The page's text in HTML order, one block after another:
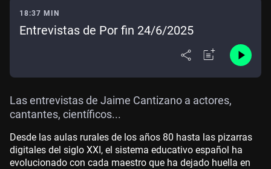
18:37 MIN
Entrevistas de Por fin 24/6/2025
Las entrevistas de Jaime Cantizano a actores,
cantantes, científicos...
Desde las aulas rurales de los años 80 hasta las pizarras
digitales del siglo XXI, el sistema educativo español ha
evolucionado con cada maestro que ha dejado huella en